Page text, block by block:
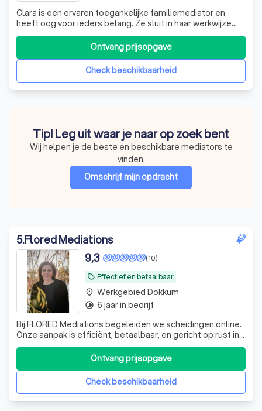
Clara is een ervaren toegankelijke familiemediator en
heeft oog voor ieders belang. Ze sluit in haar werkwijze
aan bij uw wensen en situatie. Als er kinderen zijn is er een
GRATIS kindgesprek.
Check beschikbaarheid
Ontvang prijsopgave
Tip! Leg uit waar je naar op zoek bent
Wij helpen je de beste en beschikbare mediators te
vinden.
Omschrijf mijn opdracht
5.Flored Mediations
local_offer Effectief en betaalbaar
(10)
9,3
Bij FLORED Mediations begeleiden we scheidingen online.
Onze aanpak is efficiënt, betaalbaar, en gericht op rust in
een emotionele periode. Ook werken we via de RvRvoor
gesubsideieerde bijstand
Check beschikbaarheid
Ontvang prijsopgave
place Werkgebied Dokkum
timelapse 6 jaar in bedrijf